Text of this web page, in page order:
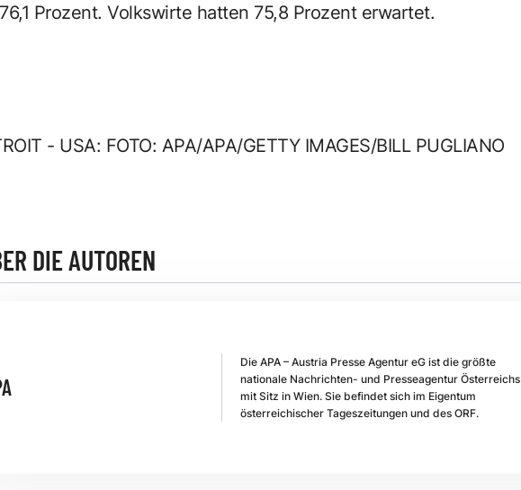
Prozent. Volkswirte hatten 75,8 Prozent erwartet.
- USA: FOTO: APA/APA/GETTY IMAGES/BILL PUGLIANO
DIE AUTOREN
Die APA – Austria Presse Agentur eG ist die größte
nationale Nachrichten- und Presseagentur Österreichs
mit Sitz in Wien. Sie befindet sich im Eigentum
österreichischer Tageszeitungen und des ORF.